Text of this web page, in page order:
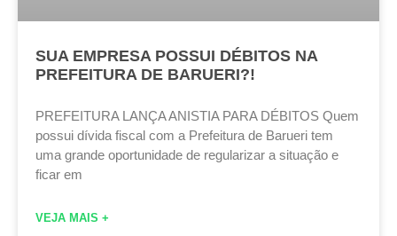
SUA EMPRESA POSSUI DÉBITOS NA
PREFEITURA DE BARUERI?!
PREFEITURA LANÇA ANISTIA PARA DÉBITOS Quem
possui dívida fiscal com a Prefeitura de Barueri tem
uma grande oportunidade de regularizar a situação e
ficar em
VEJA MAIS +